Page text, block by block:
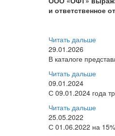
и ответственное
Читать дальше
29.01.2026
В каталоге
Читать дальше
09.01.2024
С 09.01.2024 года
Читать дальше
25.05.2022
С 01.06.2022 на